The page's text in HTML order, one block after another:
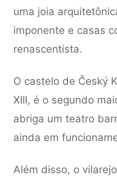
uma joia
imponente e casas
renascentista.
O castelo de Český
XIII, é o segundo
abriga um teatro
ainda em
Além disso, o